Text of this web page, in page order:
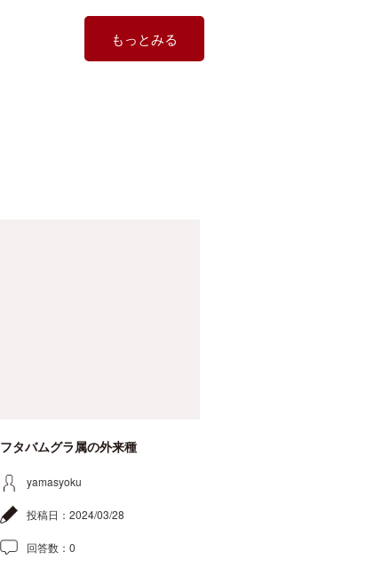
もっとみる
フタバムグラ属の外来種
yamasyoku
投稿日： 2024/03/28
回答数： 0